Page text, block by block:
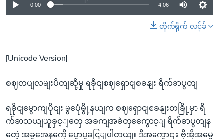
0:00 4:06
တိုက်ရိုက် လင့်ခ်
[Unicode Version]
စဈတပျလမျးပိတျဆို့မှု ရခိုငျစဈရှောငျစခနျး ရိက်ခာပွတျ
ရခိုငျမွောကျပိုငျး မွပေုံမွို့နယျက စဈရှောငျစခနျးတခြို့မှာ ရိ
က်ခာသယျယူခှင့ျတှေ အခကျအခဲတှကွေောင့ျ ရိက်ခာပွတျန
တေဲ့ အခွအေနကေို ပွောပွခငြျပါတယျ။ ဒီအကွောငျး ဗှီအိုအမွေ